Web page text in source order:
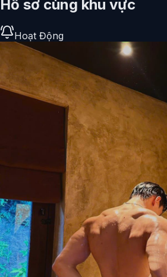
Hồ sơ cùng khu vực
Hoạt Động